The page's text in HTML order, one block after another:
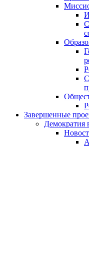
Завершенные
Демократия